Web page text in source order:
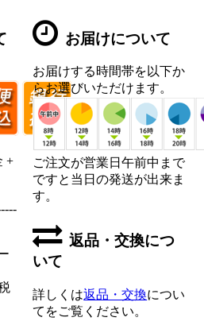
+
お届けについて
お届けする時間帯を以下か
らお選びいただけます。
ご注文が営業日午前中まで
ですと当日の発送が出来ま
す。
返品・交換につ
いて
詳しくは返品・交換につい
てをご覧ください。